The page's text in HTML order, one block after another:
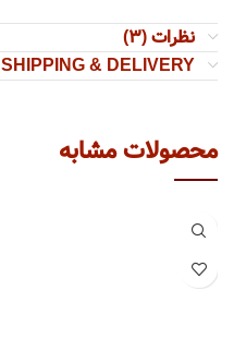
نظرات (3)
SHIPPING & DELIVERY
محصولات مشابه